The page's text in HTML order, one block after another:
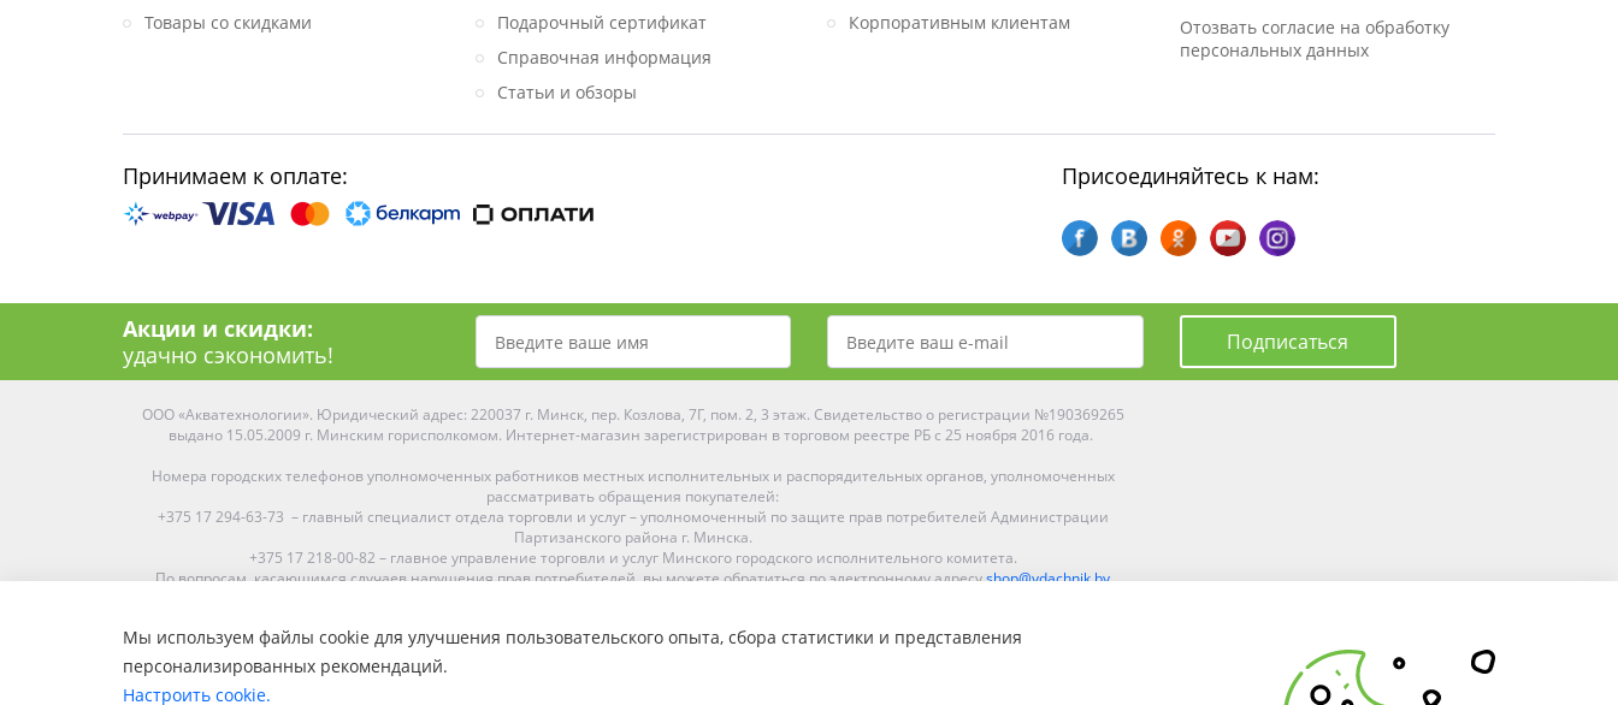
Товары со скидками
Подарочный сертификат
Справочная информация
Статьи и обзоры
Корпоративным клиентам
Отозвать согласие на обработку
персональных данных
Принимаем к оплате: Присоединяйтесь к нам:
Акции и скидки:
удачно сэкономить!
Подписаться
ООО «Акватехнологии». Юридический адрес: 220037 г. Минск, пер. Козлова, 7Г, пом. 2, 3 этаж. Свидетельство о регистрации №190369265
выдано 15.05.2009 г. Минским горисполкомом. Интернет-магазин зарегистрирован в торговом реестре РБ с 25 ноября 2016 года.
Номера городских телефонов уполномоченных работников местных исполнительных и распорядительных органов, уполномоченных
рассматривать обращения покупателей:
+375 17 294-63-73 – главный специалист отдела торговли и услуг – уполномоченный по защите прав потребителей Администрации
Партизанского района г. Минска.
+375 17 218-00-82 – главное управление торговли и услуг Минского городского исполнительного комитета.
По вопросам, касающимся случаев нарушения прав потребителей, вы можете обратиться по электронному адресуshop@ydachnik.by
Средняя оценка:4.9 из5на основании голосования10наших покупателей
Наши магазины представлены в Минске, Бресте, Витебске, Гомеле, Гродно, Могилеве, Бобруйске, Барановичах, Молодечно, Новополоцке,
Мы используем файлы cookie для улучшения пользовательского опыта, сбора статистики и представления
персонализированных рекомендаций.
Настроить cookie.